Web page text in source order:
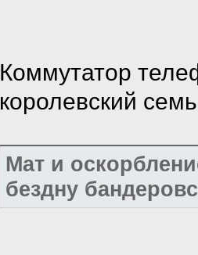
Коммутатор
королевский
Мат и
бездну